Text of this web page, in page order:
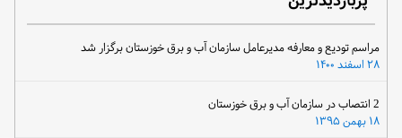
مراسم تودیع و معارفه مدیرعامل سازمان آب و برق خوزستان برگزار شد
۲۸ اسفند ۱۴۰۰
۱۸ بهمن ۱۳۹۵